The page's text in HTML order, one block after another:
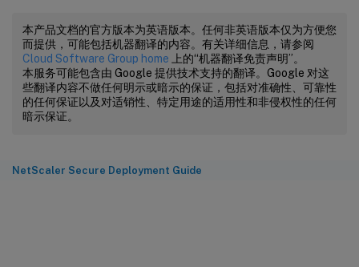
本产品文档的官方版本为英语版本。任何非英语版本仅为方便您
而提供，可能包括机器翻译的内容。有关详细信息，请参阅
Cloud Software Group home 上的“机器翻译免责声明”。
本服务可能包含由 Google 提供技术支持的翻译。Google 对这
些翻译内容不做任何明示或暗示的保证，包括对准确性、可靠性
的任何保证以及对适销性、特定用途的适用性和非侵权性的任何
暗示保证。
NetScaler Secure Deployment Guide